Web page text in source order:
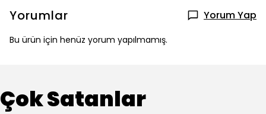
Yorumlar Yorum Yap
Bu ürün için henüz yorum yapılmamış.
Çok Satanlar